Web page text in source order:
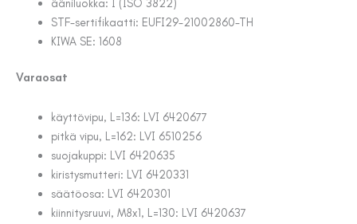
ääniluokka: I (ISO 3822)
STF-sertifikaatti: EUFI29-21002860-TH
KIWA SE: 1608
Varaosat
käyttövipu, L=136: LVI 6420677
pitkä vipu, L=162: LVI 6510256
suojakuppi: LVI 6420635
kiristysmutteri: LVI 6420331
säätöosa: LVI 6420301
kiinnitysruuvi, M8x1, L=130: LVI 6420637